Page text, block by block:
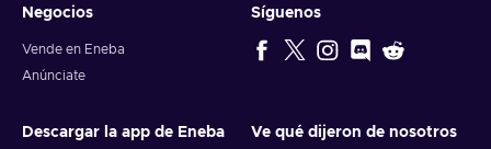
Negocios
Vende en Eneba
Anúnciate
Síguenos
Descargar la app de Eneba Ve qué dijeron de nosotros